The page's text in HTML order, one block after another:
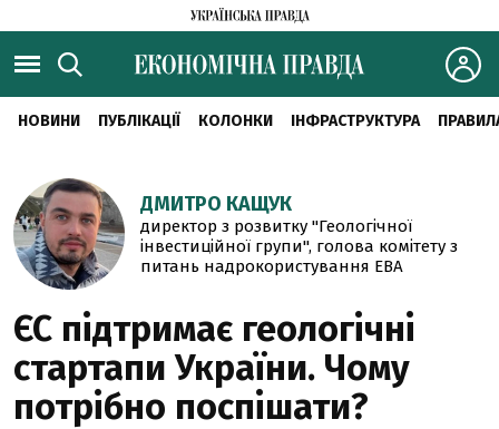
НОВИНИ ПУБЛІКАЦІЇ КОЛОНКИ ІНФРАСТРУКТУРА
ДМИТРО КАЩУК
директор з розвитку "Геологічної
інвестиційної групи", голова комітету з
питань надрокористування ЕВА
ЄС підтримає геологічні
стартапи України. Чому
потрібно поспішати?